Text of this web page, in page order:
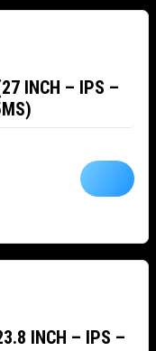
INCH – IPS –
INCH – IPS –